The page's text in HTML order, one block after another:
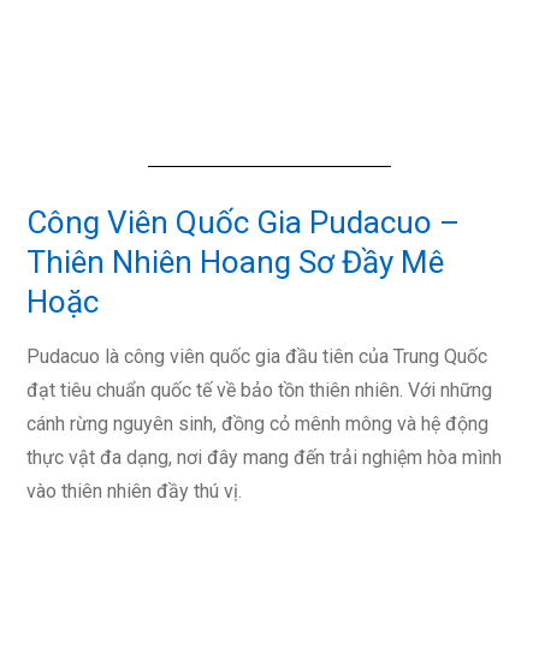
Công Viên Quốc Gia Pudacuo –
Thiên Nhiên Hoang Sơ Đầy Mê
Hoặc
Pudacuo là công viên quốc gia đầu tiên của Trung Quốc
đạt tiêu chuẩn quốc tế về bảo tồn thiên nhiên. Với những
cánh rừng nguyên sinh, đồng cỏ mênh mông và hệ động
thực vật đa dạng, nơi đây mang đến trải nghiệm hòa mình
vào thiên nhiên đầy thú vị.